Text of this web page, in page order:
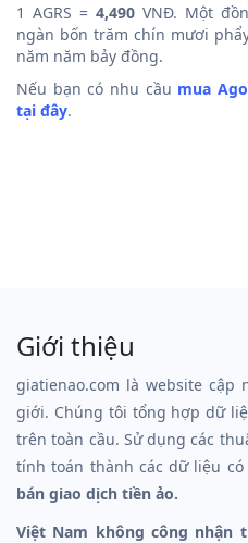
1 AGRS = 4,490 VNĐ. Một
ngàn bốn trăm chín mươi
năm năm bảy đồng.
Nếu bạn có nhu cầu mua
tại đây.
Giới thiệu
giatienao.com là website
giới. Chúng tôi tổng hợp dữ
trên toàn cầu. Sử dụng các
tính toán thành các dữ liệu
bán giao dịch tiền ảo.
Việt Nam không công nhận